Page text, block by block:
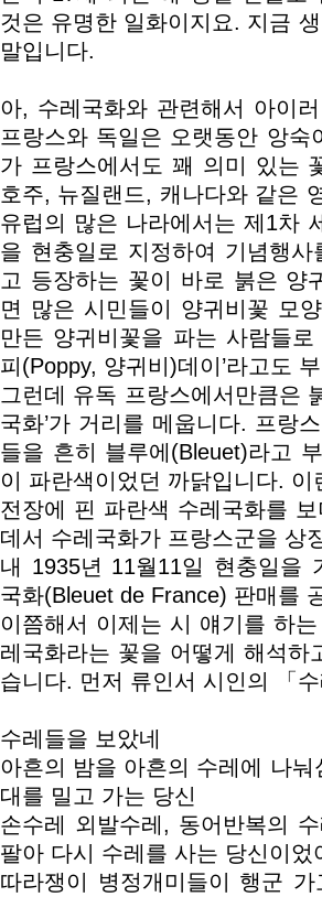
것은 유명한 일화이지요. 지금
말입니다.
아, 수레국화와 관련해서 아이
프랑스와 독일은 오랫동안 앙
가 프랑스에서도 꽤 의미 있는
호주, 뉴질랜드, 캐나다와 같은
유럽의 많은 나라에서는 제1차
을 현충일로 지정하여 기념행
고 등장하는 꽃이 바로 붉은 양
면 많은 시민들이 양귀비꽃 모
만든 양귀비꽃을 파는 사람들
피(Poppy, 양귀비)데이’라고도
그런데 유독 프랑스에서만큼은
국화’가 거리를 메웁니다. 프랑
들을 흔히 블루에(Bleuet)라고
이 파란색이었던 까닭입니다.
전장에 핀 파란색 수레국화를
데서 수레국화가 프랑스군을 상
내 1935년 11월11일 현충일을
국화(Bleuet de France) 판매를
이쯤해서 이제는 시 얘기를 하
레국화라는 꽃을 어떻게 해석
습니다. 먼저 류인서 시인의 「
수레들을 보았네
아흔의 밤을 아흔의 수레에 나
대를 밀고 가는 당신
손수레 외발수레, 동어반복의
팔아 다시 수레를 사는 당신이었
따라쟁이 병정개미들이 행군